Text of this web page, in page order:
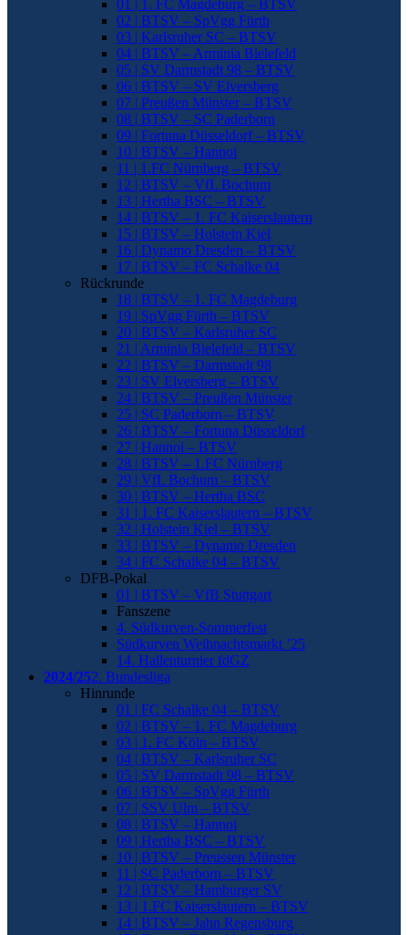
01 | 1. FC Magdeburg – BTSV
02 | BTSV – SpVgg Fürth
03 | Karlsruher SC – BTSV
04 | BTSV – Arminia Bielefeld
05 | SV Darmstadt 98 – BTSV
06 | BTSV – SV Elversberg
07 | Preußen Münster – BTSV
08 | BTSV – SC Paderborn
09 | Fortuna Düsseldorf – BTSV
10 | BTSV – Hannoi
11 | 1.FC Nürnberg – BTSV
12 | BTSV – VfL Bochum
13 | Hertha BSC – BTSV
14 | BTSV – 1. FC Kaiserslautern
15 | BTSV – Holstein Kiel
16 | Dynamo Dresden – BTSV
17 | BTSV – FC Schalke 04
Rückrunde
18 | BTSV – 1. FC Magdeburg
19 | SpVgg Fürth – BTSV
20 | BTSV – Karlsruher SC
21 | Arminia Bielefeld – BTSV
22 | BTSV – Darmstadt 98
23 | SV Elversberg – BTSV
24 | BTSV – Preußen Münster
25 | SC Paderborn – BTSV
26 | BTSV – Fortuna Düsseldorf
27 | Hannoi – BTSV
28 | BTSV – 1.FC Nürnberg
29 | VfL Bochum – BTSV
30 | BTSV – Hertha BSC
31 | 1. FC Kaiserslautern – BTSV
32 | Holstein Kiel – BTSV
33 | BTSV – Dynamo Dresden
34 | FC Schalke 04 – BTSV
DFB-Pokal
01 | BTSV – VfB Stuttgart
Fanszene
4. Südkurven-Sommerfest
Südkurven Weihnachtsmarkt ’25
14. Hallenturnier fdGZ
2024/252. Bundesliga
Hinrunde
01 | FC Schalke 04 – BTSV
02 | BTSV – 1. FC Magdeburg
03 | 1. FC Köln – BTSV
04 | BTSV – Karlsruher SC
05 | SV Darmstadt 98 – BTSV
06 | BTSV – SpVgg Fürth
07 | SSV Ulm – BTSV
08 | BTSV – Hannoi
09 | Hertha BSC – BTSV
10 | BTSV – Preussen Münster
11 | SC Paderborn – BTSV
12 | BTSV – Hamburger SV
13 | 1.FC Kaiserslautern – BTSV
14 | BTSV – Jahn Regensburg